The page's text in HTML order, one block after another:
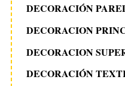
DECORACIÓN
DECORACION
DECORACION
DECORACIÓN